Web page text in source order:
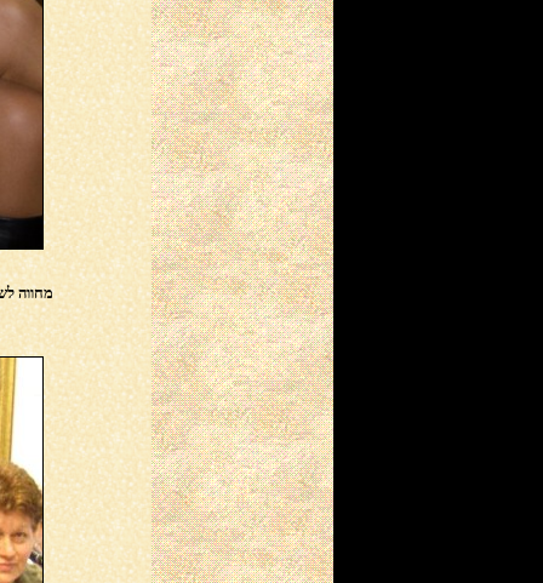
השיר "יוצר המעגלים" מהספר
החדש שבכתובים מתפרסם
בכתב העת "המסדרון"
(27/10/2016)
השיר "התינוק שלא נולד"
מהספר החדש שבכתובים
מתפרסם בכתב העת
"המסדרון"
(27/10/2016)
מתארחת ב״סלון הספרותי״,
בתכניתה של חגית בת אליעזר
(12/03/2016)
השיר "זמן שבור" מהספר
החדש שבכתובים מתפרסם
ב"פסיפס"
(18/02/2016)
השיר "בִּעוט לֵיל קיץ" מהספר
החדש שבכתובים מתפרסם
ב"פסיפס"
(18/02/2016)
השיר "אלוהים שלי" מהספר
החדש שבכתובים מתפרסם
ב"ישראל היום"
(09/10/2015)
הוידיאו קליפ של השיר
"לוליינית" משודר בתכנית
הטלוויזיה "שירה מכאן"
מחווה